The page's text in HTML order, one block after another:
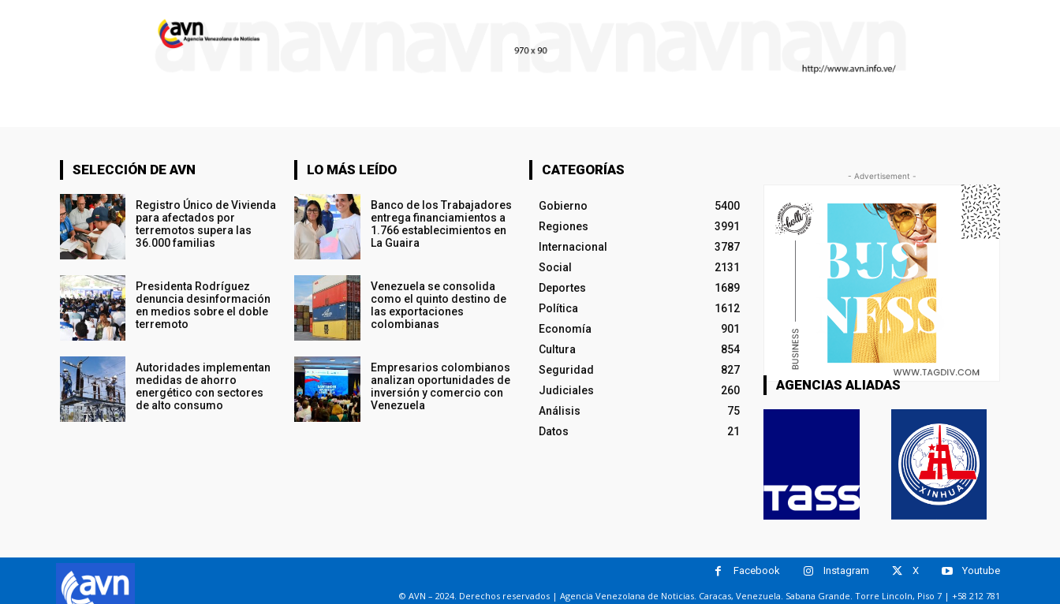
SELECCIÓN DE AVN
Registro Único de Vivienda
para afectados por
terremotos supera las
36.000 familias
Presidenta Rodríguez
denuncia desinformación
en medios sobre el doble
terremoto
Autoridades implementan
medidas de ahorro
energético con sectores
de alto consumo
LO MÁS LEÍDO
Banco de los Trabajadores
entrega financiamientos a
1.766 establecimientos en
La Guaira
Venezuela se consolida
como el quinto destino de
las exportaciones
colombianas
Empresarios colombianos
analizan oportunidades de
inversión y comercio con
Venezuela
CATEGORÍAS
Gobierno
5400
Regiones
3991
Internacional
3787
Social
2131
Deportes
1689
Política
1612
Economía
901
Cultura
854
Seguridad
827
Judiciales
260
Análisis
75
Datos
21
- Advertisement -
AGENCIAS ALIADAS
Facebook Instagram X Youtube
© AVN – 2024. Derechos reservados | Agencia Venezolana de Noticias. Caracas, Venezuela. Sabana Grande. Torre Lincoln, Piso 7 | +58 212 781